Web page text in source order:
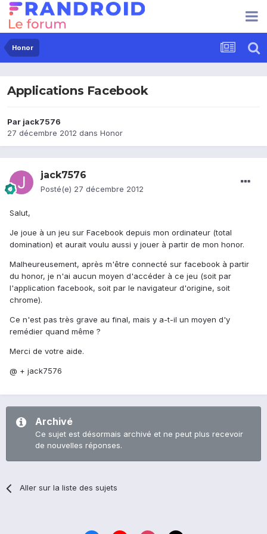
Honor
Applications Facebook
Par jack7576
27 décembre 2012 dans Honor
jack7576
Posté(e) 27 décembre 2012
Salut,
Je joue à un jeu sur Facebook depuis mon ordinateur (total
domination) et aurait voulu aussi y jouer à partir de mon honor.
Malheureusement, après m'être connecté sur facebook à partir
du honor, je n'ai aucun moyen d'accéder à ce jeu (soit par
l'application facebook, soit par le navigateur d'origine, soit
chrome).
Ce n'est pas très grave au final, mais y a-t-il un moyen d'y
remédier quand même ?
Merci de votre aide.
@ + jack7576
Archivé
Ce sujet est désormais archivé et ne peut plus recevoir
de nouvelles réponses.
Aller sur la liste des sujets